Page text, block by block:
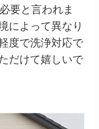
要と言われま
によって異なり
度で洗浄対応で
だけて嬉しいで